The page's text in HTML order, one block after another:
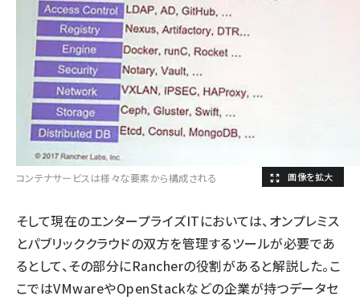
コンテナサービスは様々な要素から構成される
そして現在のエンタープライズITにおいては、オンプレミス
とパブリッククラウドの双方を管理するツールが必要であ
るとして、その部分にRancherの役割があると解説した。こ
こではVMwareやOpenStackなどの企業が持つデータセ